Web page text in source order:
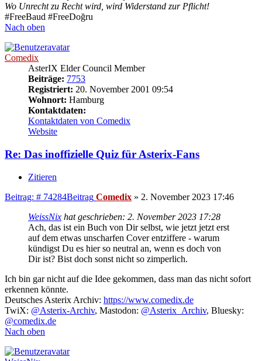
Wo Unrecht zu Recht wird, wird Widerstand zur Pflicht!
#FreeBaud #FreeDoğru
Nach oben
Comedix
AsterIX Elder Council Member
Beiträge: 7753
Registriert: 20. November 2001 09:54
Wohnort: Hamburg
Kontaktdaten:
Kontaktdaten von Comedix
Website
Re: Das inoffizielle Quiz für Asterix-Fans
Zitieren
Beitrag: # 74284Beitrag Comedix » 2. November 2023 17:46
WeissNix hat geschrieben: 2. November 2023 17:28
Ach, das ist ein Buch von Dir selbst, wie jetzt jetzt erst
auf dem etwas unscharfen Cover entziffere - warum
kündigst Du es hier so neutral an, wenn es doch von
Dir ist? Bist doch sonst nicht so zimperlich.
Ich bin gar nicht auf die Idee gekommen, dass man das nicht sofort
erkennen könnte.
Deutsches Asterix Archiv: https://www.comedix.de
TwiX: @Asterix-Archiv, Mastodon: @Asterix_Archiv, Bluesky:
@comedix.de
Nach oben